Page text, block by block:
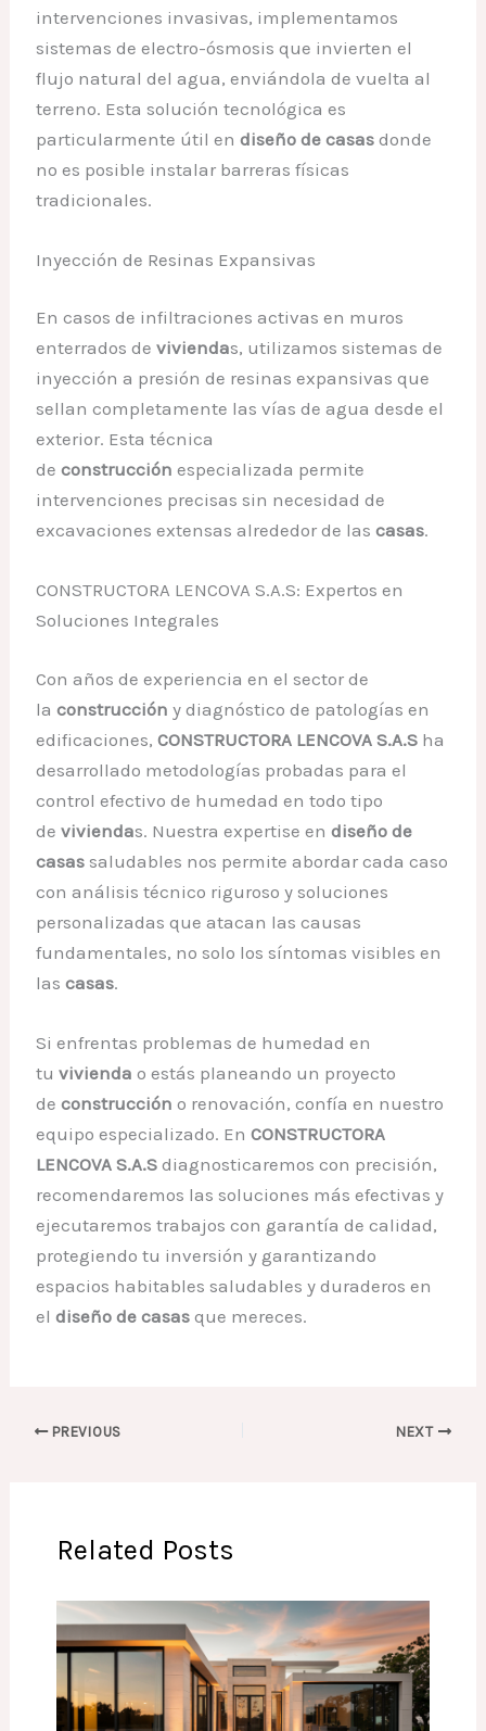
intervenciones invasivas, implementamos
sistemas de electro-ósmosis que invierten el
flujo natural del agua, enviándola de vuelta al
terreno. Esta solución tecnológica es
particularmente útil endiseño de casas donde
no es posible instalar barreras físicas
tradicionales.
Inyección de Resinas Expansivas
En casos de infiltraciones activas en muros
enterrados deviviendas, utilizamos sistemas de
inyección a presión de resinas expansivas que
sellan completamente las vías de agua desde el
exterior. Esta técnica
deconstrucción especializada permite
intervenciones precisas sin necesidad de
excavaciones extensas alrededor de lascasas.
CONSTRUCTORA LENCOVA S.A.S: Expertos en
Soluciones Integrales
Con años de experiencia en el sector de
laconstrucción y diagnóstico de patologías en
edificaciones,CONSTRUCTORA LENCOVA S.A.S ha
desarrollado metodologías probadas para el
control efectivo de humedad en todo tipo
deviviendas. Nuestra expertise endiseño de
casas saludables nos permite abordar cada caso
con análisis técnico riguroso y soluciones
personalizadas que atacan las causas
fundamentales, no solo los síntomas visibles en
lascasas.
Si enfrentas problemas de humedad en
tuvivienda o estás planeando un proyecto
deconstrucción o renovación, confía en nuestro
equipo especializado. EnCONSTRUCTORA
LENCOVA S.A.S diagnosticaremos con precisión,
recomendaremos las soluciones más efectivas y
ejecutaremos trabajos con garantía de calidad,
protegiendo tu inversión y garantizando
espacios habitables saludables y duraderos en
eldiseño de casas que mereces.
PREVIOUS NEXT
Related Posts